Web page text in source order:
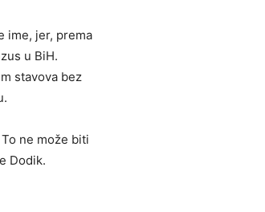
ime, jer, prema
u BiH.
stavova bez
ne može biti
Dodik.